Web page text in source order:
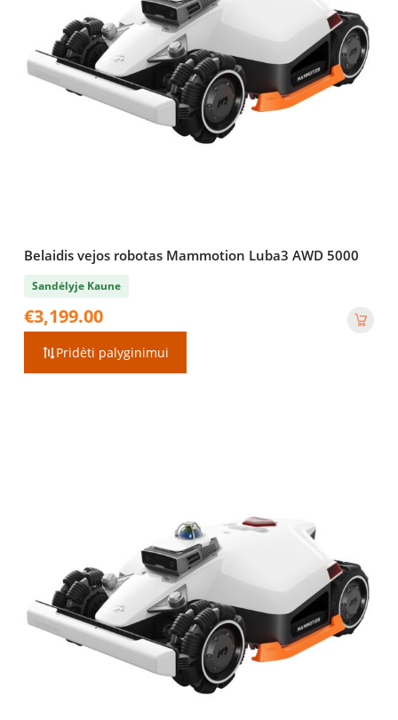
Belaidis vejos robotas Mammotion Luba3 AWD 5000
Sandėlyje Kaune
€3,199.00
Pridėti palyginimui